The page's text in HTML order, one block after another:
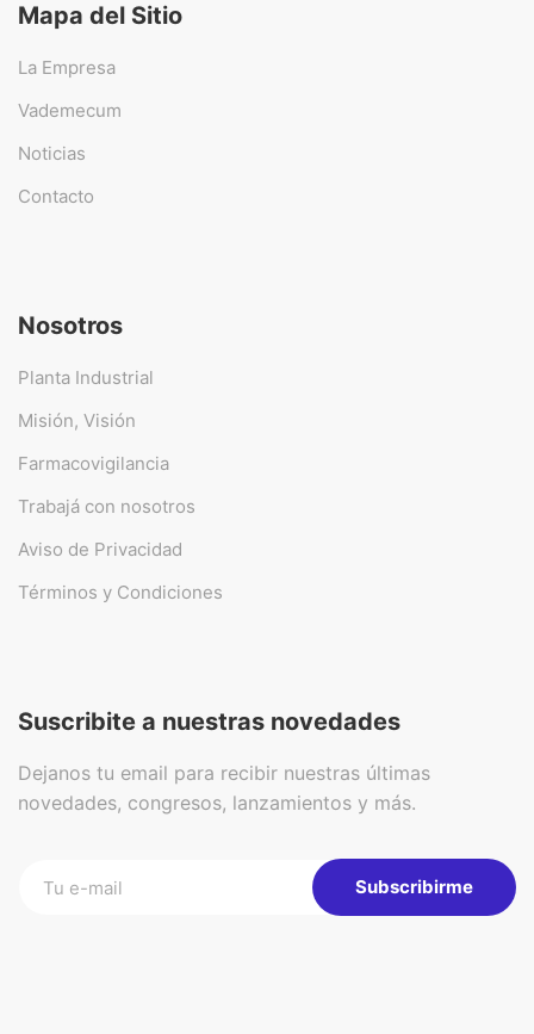
Mapa del Sitio
La Empresa
Vademecum
Noticias
Contacto
Nosotros
Planta Industrial
Misión, Visión
Farmacovigilancia
Trabajá con nosotros
Aviso de Privacidad
Términos y Condiciones
Suscribite a nuestras novedades
Dejanos tu email para recibir nuestras últimas
novedades, congresos, lanzamientos y más.
Subscribirme